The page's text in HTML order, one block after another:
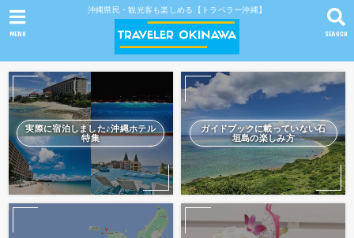
沖縄県民・観光客も楽しめる【トラベラー沖縄】
SEARCH
MENU
実際に宿泊しました♪沖縄ホテル
特集
ガイドブックに載っていない石
垣島の楽しみ方